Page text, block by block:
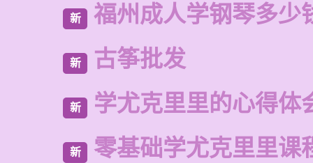
新 福州成人学钢琴多少
新 古筝批发
新 学尤克里里的心得体
新 零基础学尤克里里课